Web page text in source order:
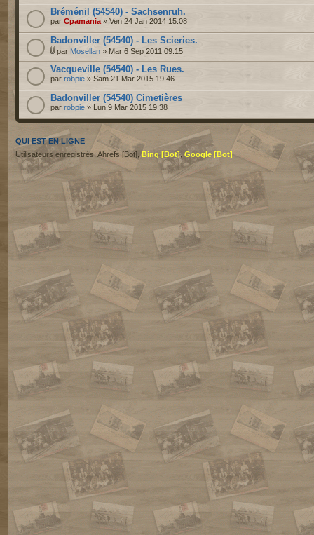
Bréménil (54540) - Sachsenruh.
par Cpamania » Ven 24 Jan 2014 15:08
Badonviller (54540) - Les Scieries.
par Mosellan » Mar 6 Sep 2011 09:15
Vacqueville (54540) - Les Rues.
par robpie » Sam 21 Mar 2015 19:46
Badonviller (54540) Cimetières
par robpie » Lun 9 Mar 2015 19:38
QUI EST EN LIGNE
Utilisateurs enregistrés: Ahrefs [Bot],Bing [Bot], Google [Bot]